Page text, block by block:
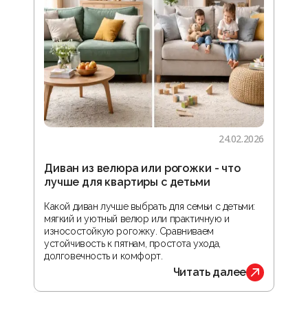
24.02.2026
Диван из велюра или рогожки - что
лучше для квартиры с детьми
Какой диван лучше выбрать для семьи с детьми:
мягкий и уютный велюр или практичную и
износостойкую рогожку. Сравниваем
устойчивость к пятнам, простота ухода,
долговечность и комфорт.
Читать далее